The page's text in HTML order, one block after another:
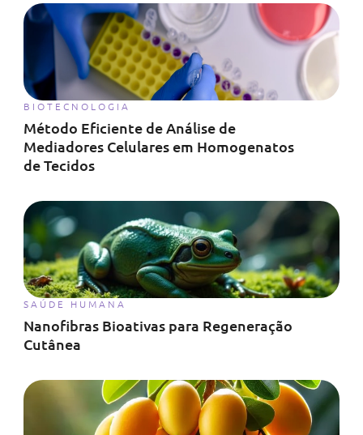
Método Eficiente de Análise de
Mediadores Celulares em Homogenatos
de Tecidos
BIOTECNOLOGIA
Nanofibras Bioativas para Regeneração
Cutânea
SAÚDE HUMANA